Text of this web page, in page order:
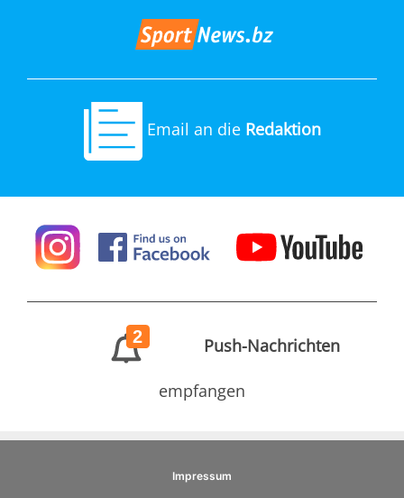
Email an die Redaktion
2 Push-Nachrichten
empfangen
Impressum